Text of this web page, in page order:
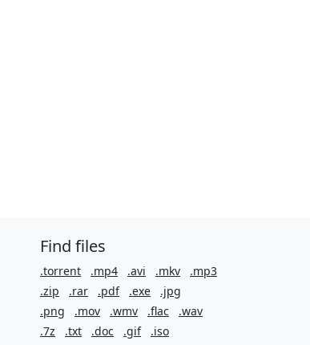
Find files
.torrent .mp4 .avi .mkv
.mp3
.zip
.rar .pdf .exe
.jpg
.png
.mov .wmv .flac
.wav
.7z
.txt .doc .gif .iso